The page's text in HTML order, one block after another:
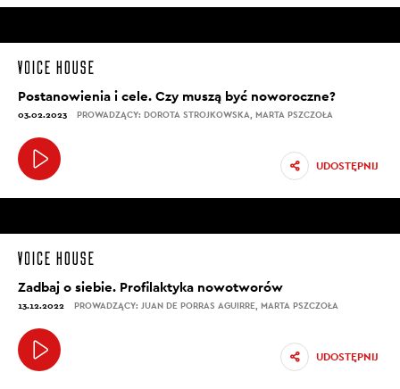
Postanowienia i cele. Czy muszą być noworoczne?
03.02.2023 PROWADZĄCY: DOROTA STROJKOWSKA, MARTA PSZCZOŁA
UDOSTĘPNIJ
Zadbaj o siebie. Profilaktyka nowotworów
13.12.2022 PROWADZĄCY: JUAN DE PORRAS AGUIRRE, MARTA PSZCZOŁA
UDOSTĘPNIJ